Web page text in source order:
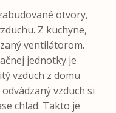
otvory,
Z kuchyne,
ventilátorom.
jednotky je
vzduch z domu
vzduch si
chlad. Takto je